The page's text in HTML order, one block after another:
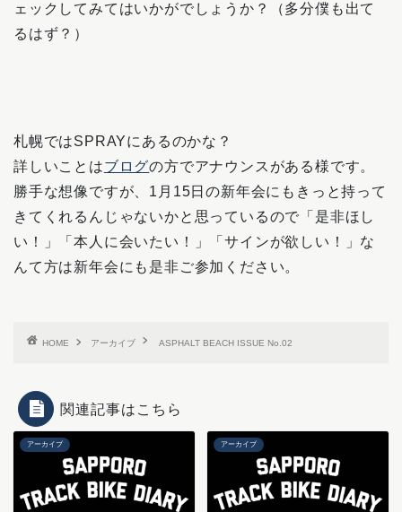
ェックしてみてはいかがでしょうか？（多分僕も出て
るはず？）
札幌ではSPRAYにあるのかな？
詳しいことはブログの方でアナウンスがある様です。
勝手な想像ですが、1月15日の新年会にもきっと持って
きてくれるんじゃないかと思っているので「是非ほし
い！」「本人に会いたい！」「サインが欲しい！」な
んて方は新年会にも是非ご参加ください。
HOME アーカイブ ASPHALT BEACH ISSUE No.02
関連記事はこちら
アーカイブ アーカイブ